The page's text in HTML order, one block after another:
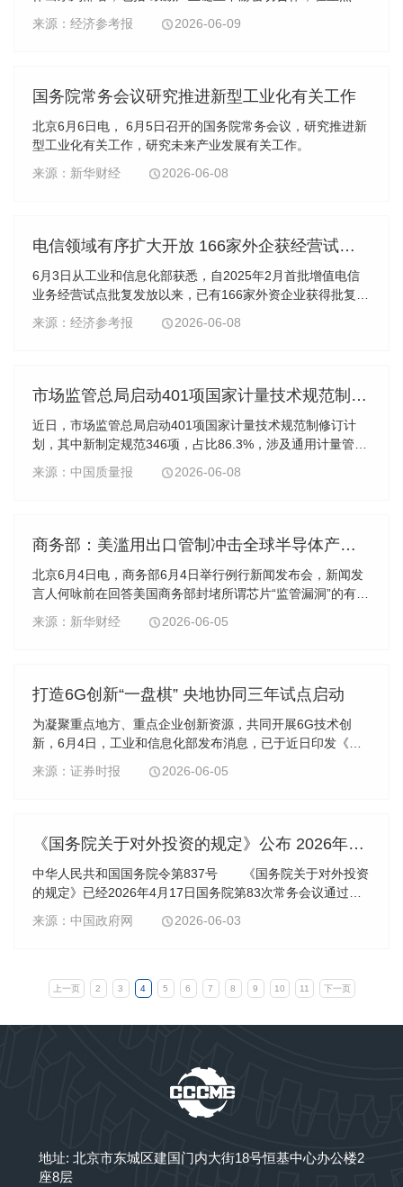
道培育更多初创企业和独角兽企业”“发挥好政府投资基金等引
导作用，建立投入增长和风险分担机制”等。
来源：经济参考报 2026-06-09
国务院常务会议研究推进新型工业化有关工作
北京6月6日电， 6月5日召开的国务院常务会议，研究推进新
型工业化有关工作，研究未来产业发展有关工作。
来源：新华财经
2026-06-08
电信领域有序扩大开放 166家外企获经营试点批复
6月3日从工业和信息化部获悉，自2025年2月首批增值电信
业务经营试点批复发放以来，已有166家外资企业获得批复，
相关企业可依法开展互联网数据中心、互联网接入服务、信
息服务等增值电信业务。这被看作是我国主动对接国际高标
来源：经济参考报 2026-06-08
市场监管总局启动401项国家计量技术规范制修订计划
​近日，市场监管总局启动401项国家计量技术规范制修订计
划，其中新制定规范346项，占比86.3%，涉及通用计量管
理、碳达峰碳中和、数字化转型、先进测量、生态环境、生
命健康等多个领域。
来源：中国质量报 2026-06-08
商务部：美滥用出口管制冲击全球半导体产供链稳定
北京6月4日电，商务部6月4日举行例行新闻发布会，新闻发
言人何咏前在回答美国商务部封堵所谓芯片“监管漏洞”的有关
提问时表示，近年来美方不断以国家安全为由滥用出口管
制，严重损害中国企业正当权益，严重破坏国际经贸秩序，
来源：新华财经 2026-06-05
打造6G创新“一盘棋” 央地协同三年试点启动
为凝聚重点地方、重点企业创新资源，共同开展6G技术创
新，6月4日，工业和信息化部发布消息，已于近日印发《关
于组织开展6G创新发展部省协同试点专项行动的通知》（下
称《通知》）。
来源：证券时报 2026-06-05
《国务院关于对外投资的规定》公布 2026年7月1日起施行
中华人民共和国国务院令第837号 《国务院关于对外投资
的规定》已经2026年4月17日国务院第83次常务会议通过，
现予公布，自2026年7月1日起施行。
来源：中国政府网 2026-06-03
上一页 2 3 4 5 6 7 8 9 10 11 下一页
地址: 北京市东城区建国门内大街18号恒基中心办公楼2
座8层